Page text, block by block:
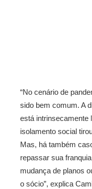
“No cenário de
sido bem comum. A
está intrinsecamente
isolamento social
Mas, há também
repassar sua
mudança de planos
o sócio”, explica